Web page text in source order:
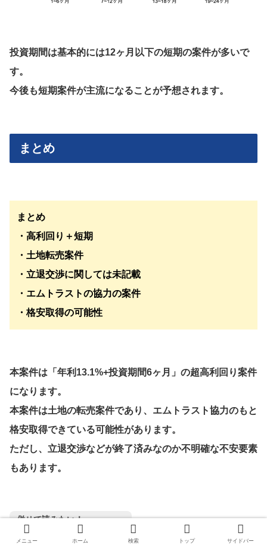
投資期間は基本的には12ヶ月以下の短期の案件が多いで
す。
今後も短期案件が主流になることが予想されます。
まとめ
まとめ
・高利回り＋短期
・土地転売案件
・立退交渉に関しては未記載
・エムトラストの協力の案件
・格安取得の可能性
本案件は「年利13.1%+投資期間6ヶ月」の超高利回り案件
になります。
本案件は土地の転売案件であり、エムトラスト協力のもと
格安取得できている可能性があります。
ただし、立退交渉などが終了済みなのか不明確な不安要素
もあります。
併せて読みたい！
ヤマワケエステートの詳細！
メニュー ホーム 検索 トップ サイドバー